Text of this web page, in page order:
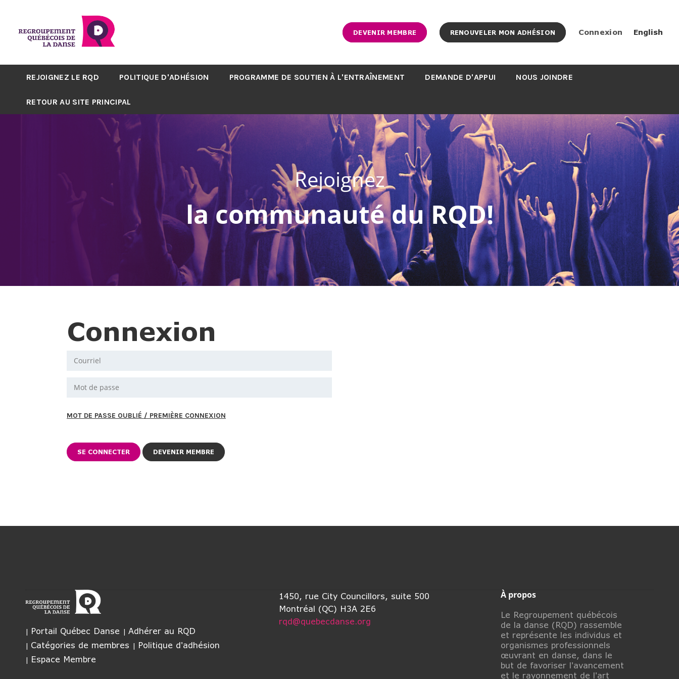
DEVENIR MEMBRE RENOUVELER MON ADHÉSION Connexion English
REJOIGNEZ LE RQD POLITIQUE D'ADHÉSION PROGRAMME DE SOUTIEN À L'ENTRAÎNEMENT DEMANDE D'APPUI NOUS JOINDRE
RETOUR AU SITE PRINCIPAL
Rejoignez
la communauté du RQD!
Connexion
MOT DE PASSE OUBLIÉ / PREMIÈRE CONNEXION
DEVENIR MEMBRE
Portail Québec Danse
Adhérer au RQD
Catégories de membres
Politique d'adhésion
Espace Membre
1450, rue City Councillors, suite 500
Montréal (QC) H3A 2E6
rqd@quebecdanse.org
À propos
Le Regroupement québécois
de la danse (RQD) rassemble
et représente les individus et
organismes professionnels
œuvrant en danse, dans le
but de favoriser l'avancement
et le rayonnement de l'art